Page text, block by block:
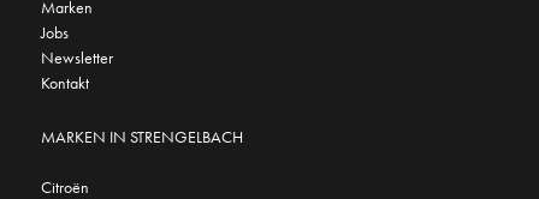
Marken
Jobs
Newsletter
Kontakt
MARKEN IN STRENGELBACH
Citroën